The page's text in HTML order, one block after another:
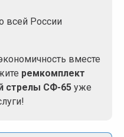
всей России
вместе
ремкомплект
стрелы СФ-65 уже